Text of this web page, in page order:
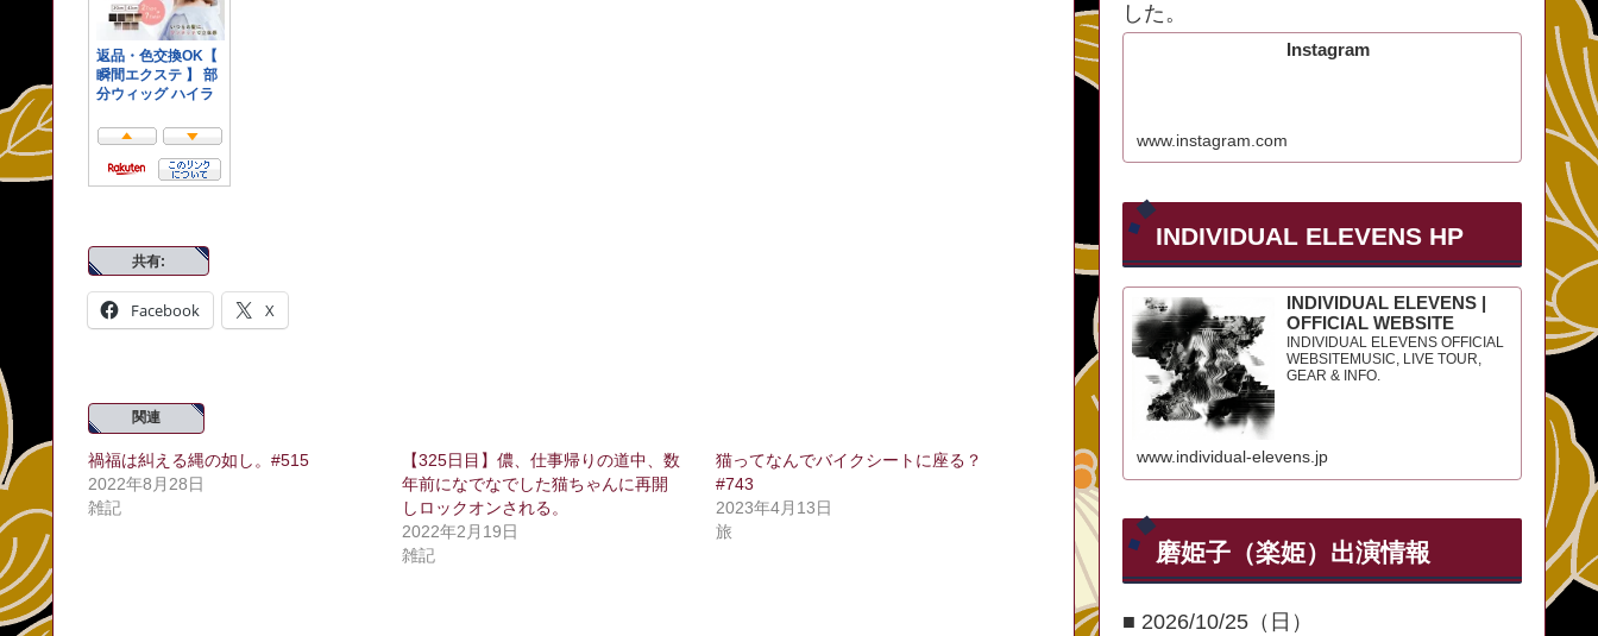
共有:
Facebook X
関連
禍福は糾える縄の如し。#515
2022年8月28日
雑記
【325日目】儂、仕事帰りの道中、数
年前になでなでした猫ちゃんに再開
しロックオンされる。
2022年2月19日
雑記
猫ってなんでバイクシートに座る？
#743
2023年4月13日
旅
した。
Instagram
www.instagram.com
INDIVIDUAL ELEVENS HP
INDIVIDUAL ELEVENS |
OFFICIAL WEBSITE
INDIVIDUAL ELEVENS OFFICIAL
WEBSITEMUSIC, LIVE TOUR,
GEAR & INFO.
www.individual-elevens.jp
磨姫子（楽姫）出演情報
■ 2026/10/25（日）